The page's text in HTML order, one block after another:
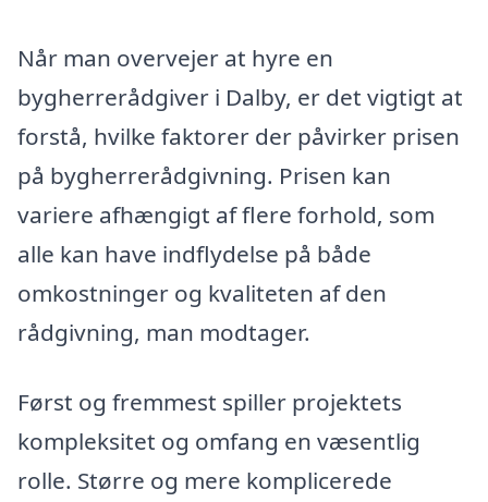
Når man overvejer at hyre en
bygherrerådgiver i Dalby, er det vigtigt at
forstå, hvilke faktorer der påvirker prisen
på bygherrerådgivning. Prisen kan
variere afhængigt af flere forhold, som
alle kan have indflydelse på både
omkostninger og kvaliteten af den
rådgivning, man modtager.
Først og fremmest spiller projektets
kompleksitet og omfang en væsentlig
rolle. Større og mere komplicerede